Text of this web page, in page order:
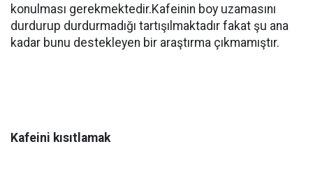
konulması gerekmektedir.Kafeinin boy uzamasını
durdurup durdurmadığı tartışılmaktadır fakat şu ana
kadar bunu destekleyen bir araştırma çıkmamıştır.
Kafeini kısıtlamak